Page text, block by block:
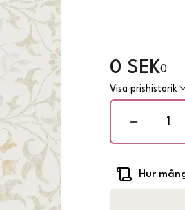
0 SEK0
Visa prishistorik
Hur